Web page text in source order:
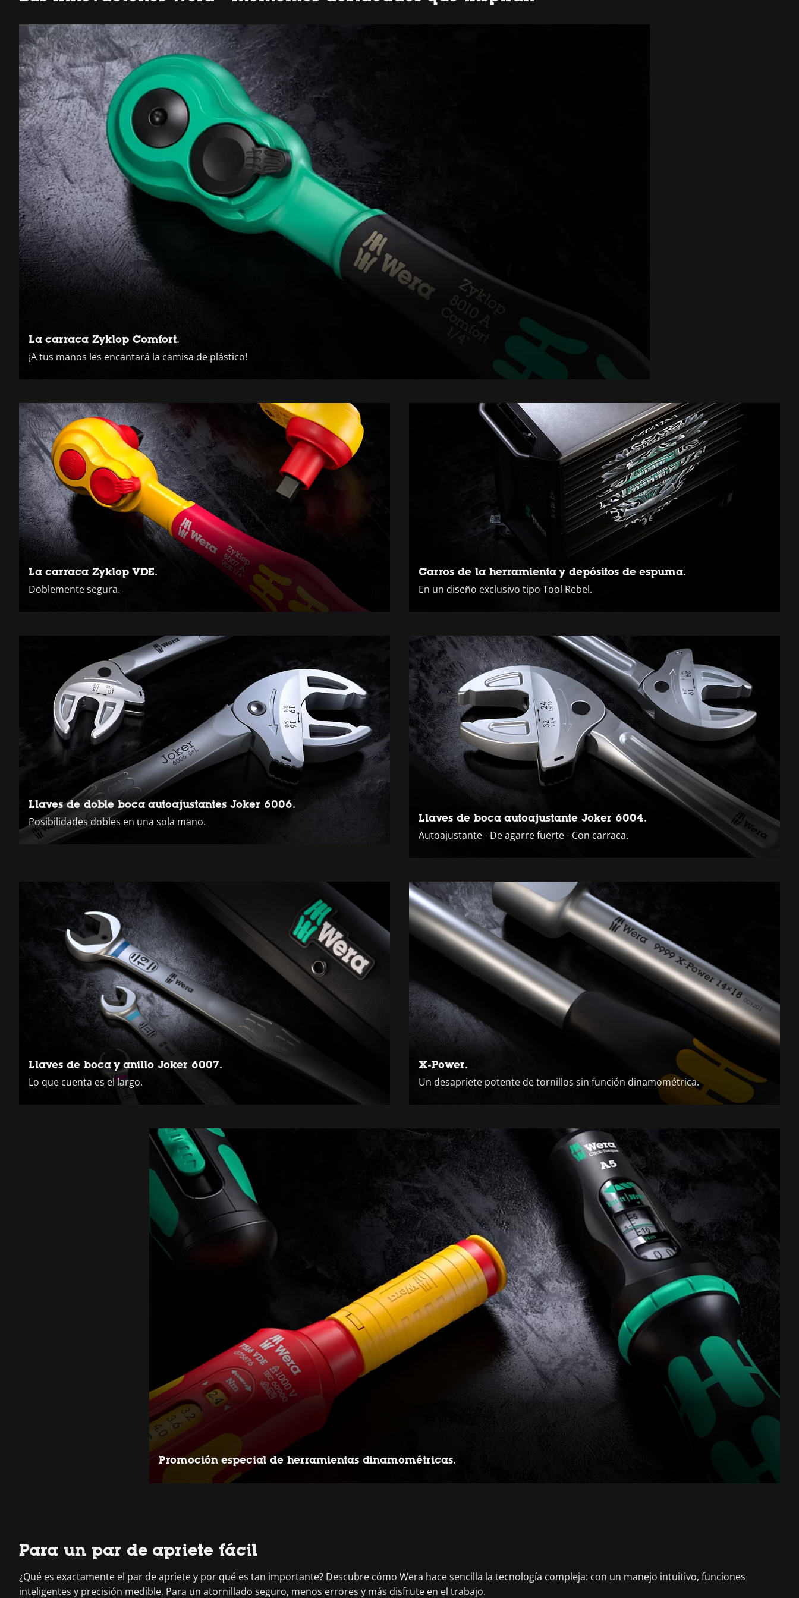
La carraca Zyklop Comfort.
¡A tus manos les encantará la camisa de plástico!
Carros de la herramienta y depósitos de espuma.
En un diseño exclusivo tipo Tool Rebel.
Llaves de boca autoajustante Joker 6004.
Autoajustante - De agarre fuerte - Con carraca.
X-Power.
Un desapriete potente de tornillos sin función dinamométrica.
La carraca Zyklop VDE.
Doblemente segura.
Llaves de doble boca autoajustantes Joker 6006.
Posibilidades dobles en una sola mano.
Llaves de boca y anillo Joker 6007.
Lo que cuenta es el largo.
Promoción especial de herramientas dinamométricas.
Para un par de apriete fácil
¿Qué es exactamente el par de apriete y por qué es tan importante? Descubre cómo Wera hace sencilla la tecnología compleja: con un manejo intuitivo, funciones
inteligentes y precisión medible. Para un atornillado seguro, menos errores y más disfrute en el trabajo.